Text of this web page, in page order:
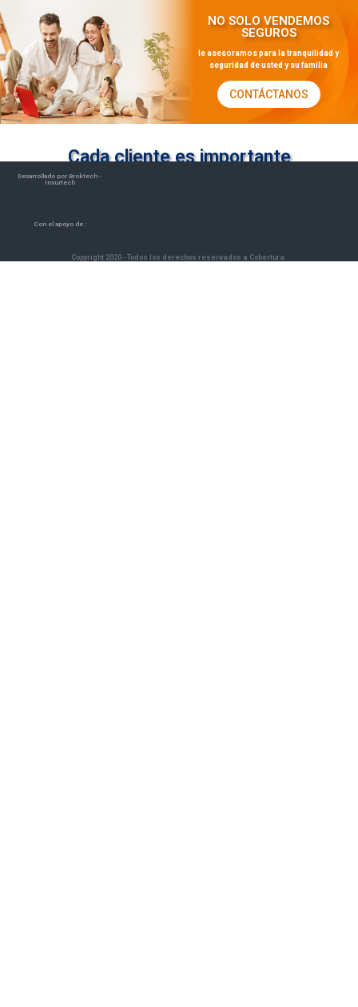
NO SOLO VENDEMOS
SEGUROS
le asesoramos para la tranquilidad y
seguridad de usted y su familia
CONTÁCTANOS
Cada cliente es importante
Desarrollado por Broktech -
Insurtech
Con el apoyo de :
Copyright 2020 - Todos los derechos reservados a Cobertura.